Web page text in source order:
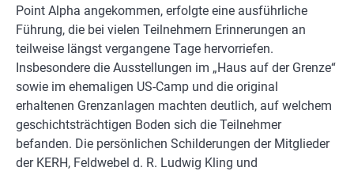
Point Alpha angekommen, erfolgte eine ausführliche
Führung, die bei vielen Teilnehmern Erinnerungen an
teilweise längst vergangene Tage hervorriefen.
Insbesondere die Ausstellungen im „Haus auf der Grenze“
sowie im ehemaligen US-Camp und die original
erhaltenen Grenzanlagen machten deutlich, auf welchem
geschichtsträchtigen Boden sich die Teilnehmer
befanden. Die persönlichen Schilderungen der Mitglieder
der KERH, Feldwebel d. R. Ludwig Kling und